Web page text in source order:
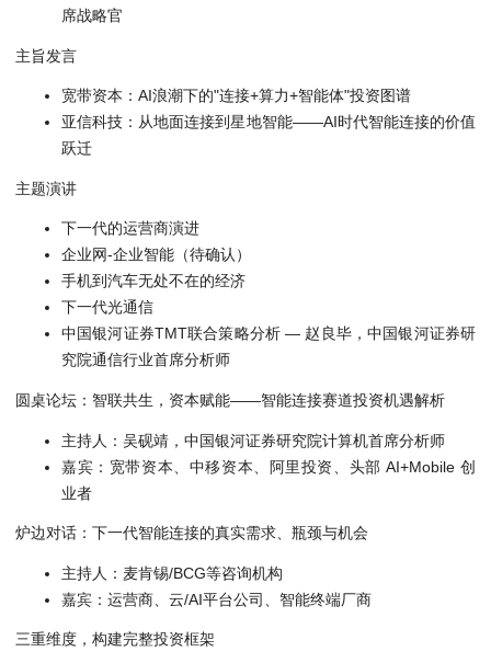
席战略官
主旨发言
宽带资本：AI浪潮下的"连接+算力+智能体"投资图谱
亚信科技：从地面连接到星地智能——AI时代智能连接的价值
跃迁
主题演讲
下一代的运营商演进
企业网-企业智能（待确认）
手机到汽车无处不在的经济
下一代光通信
中国银河证券TMT联合策略分析 — 赵良毕，中国银河证券研
究院通信行业首席分析师
圆桌论坛：智联共生，资本赋能——智能连接赛道投资机遇解析
主持人：吴砚靖，中国银河证券研究院计算机首席分析师
嘉宾：宽带资本、中移资本、阿里投资、头部 AI+Mobile 创
业者
炉边对话：下一代智能连接的真实需求、瓶颈与机会
主持人：麦肯锡/BCG等咨询机构
嘉宾：运营商、云/AI平台公司、智能终端厂商
三重维度，构建完整投资框架